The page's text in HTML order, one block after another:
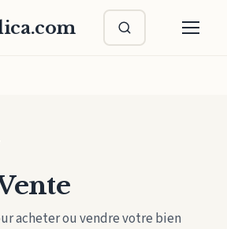
acheter ou vendre votre bien